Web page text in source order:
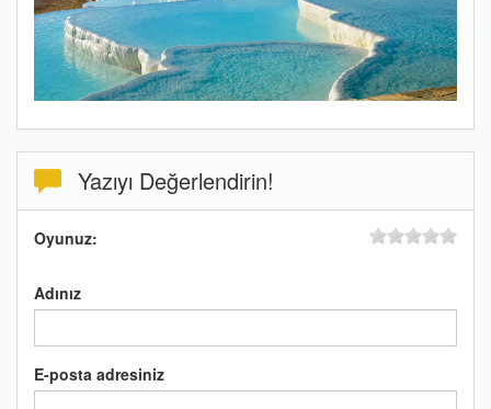
Yazıyı Değerlendirin!
Oyunuz:
Adınız
E-posta adresiniz